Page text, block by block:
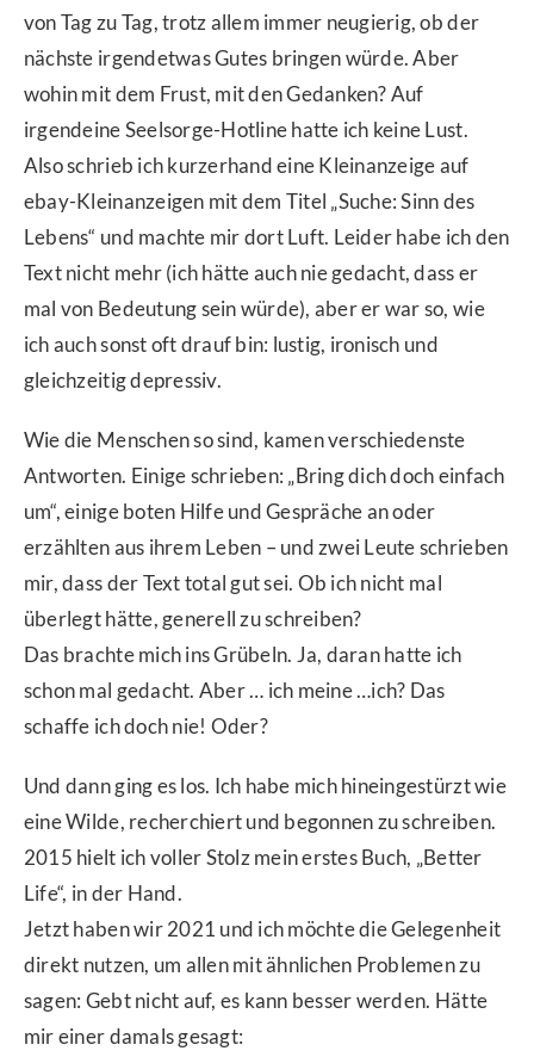
von Tag zu Tag, trotz allem immer neugierig, ob der
nächste irgendetwas Gutes bringen würde. Aber
wohin mit dem Frust, mit den Gedanken? Auf
irgendeine Seelsorge-Hotline hatte ich keine Lust.
Also schrieb ich kurzerhand eine Kleinanzeige auf
ebay-Kleinanzeigen mit dem Titel „Suche: Sinn des
Lebens“ und machte mir dort Luft. Leider habe ich den
Text nicht mehr (ich hätte auch nie gedacht, dass er
mal von Bedeutung sein würde), aber er war so, wie
ich auch sonst oft drauf bin: lustig, ironisch und
gleichzeitig depressiv.
Wie die Menschen so sind, kamen verschiedenste
Antworten. Einige schrieben: „Bring dich doch einfach
um“, einige boten Hilfe und Gespräche an oder
erzählten aus ihrem Leben – und zwei Leute schrieben
mir, dass der Text total gut sei. Ob ich nicht mal
überlegt hätte, generell zu schreiben?
Das brachte mich ins Grübeln. Ja, daran hatte ich
schon mal gedacht. Aber … ich meine …ich? Das
schaffe ich doch nie! Oder?
Und dann ging es los. Ich habe mich hineingestürzt wie
eine Wilde, recherchiert und begonnen zu schreiben.
2015 hielt ich voller Stolz mein erstes Buch, „Better
Life“, in der Hand.
Jetzt haben wir 2021 und ich möchte die Gelegenheit
direkt nutzen, um allen mit ähnlichen Problemen zu
sagen: Gebt nicht auf, es kann besser werden. Hätte
mir einer damals gesagt: